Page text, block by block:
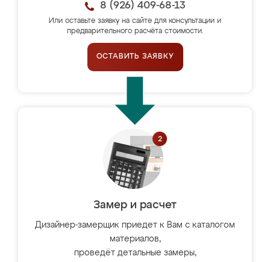
8 (926) 409-68-13
Или оставьте заявку на сайте для консультации и
предварительного расчёта стоимости.
ОСТАВИТЬ ЗАЯВКУ
Замер и расчет
Дизайнер-замерщик приедет к Вам с каталогом
материалов,
проведёт детальные замеры,